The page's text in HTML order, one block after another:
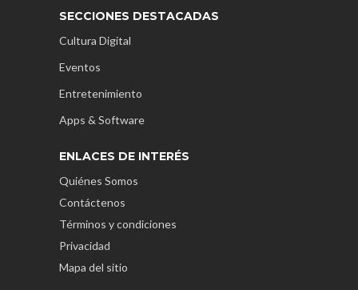
SECCIONES DESTACADAS
Cultura Digital
Eventos
Entretenimiento
Apps & Software
ENLACES DE INTERÉS
Quiénes Somos
Contáctenos
Términos y condiciones
Privacidad
Mapa del sitio